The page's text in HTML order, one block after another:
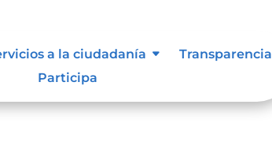
a la ciudadanía
Transparencia
Participa